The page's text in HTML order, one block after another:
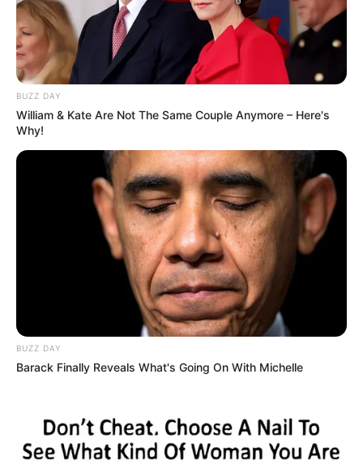
BUZZ DAY
William & Kate Are Not The Same Couple Anymore – Here's
Why!
BUZZ DAY
Barack Finally Reveals What's Going On With Michelle